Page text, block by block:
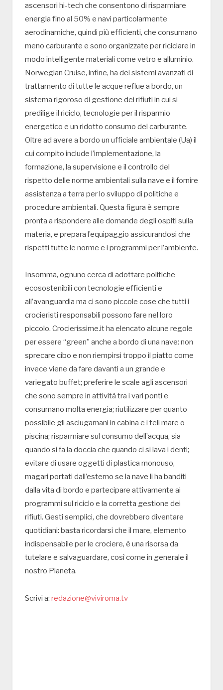
ascensori hi-tech che consentono di risparmiare
energia fino al 50% e navi particolarmente
aerodinamiche, quindi più efficienti, che consumano
meno carburante e sono organizzate per riciclare in
modo intelligente materiali come vetro e alluminio.
Norwegian Cruise, infine, ha dei sistemi avanzati di
trattamento di tutte le acque reflue a bordo, un
sistema rigoroso di gestione dei rifiuti in cui si
predilige il riciclo, tecnologie per il risparmio
energetico e un ridotto consumo del carburante.
Oltre ad avere a bordo un ufficiale ambientale (Ua) il
cui compito include l’implementazione, la
formazione, la supervisione e il controllo del
rispetto delle norme ambientali sulla nave e il fornire
assistenza a terra per lo sviluppo di politiche e
procedure ambientali. Questa figura è sempre
pronta a rispondere alle domande degli ospiti sulla
materia, e prepara l’equipaggio assicurandosi che
rispetti tutte le norme e i programmi per l’ambiente.
Insomma, ognuno cerca di adottare politiche
ecosostenibili con tecnologie efficienti e
all’avanguardia ma ci sono piccole cose che tutti i
crocieristi responsabili possono fare nel loro
piccolo. Crocierissime.it ha elencato alcune regole
per essere “green” anche a bordo di una nave: non
sprecare cibo e non riempirsi troppo il piatto come
invece viene da fare davanti a un grande e
variegato buffet; preferire le scale agli ascensori
che sono sempre in attività tra i vari ponti e
consumano molta energia; riutilizzare per quanto
possibile gli asciugamani in cabina e i teli mare o
piscina; risparmiare sul consumo dell’acqua, sia
quando si fa la doccia che quando ci si lava i denti;
evitare di usare oggetti di plastica monouso,
magari portati dall’esterno se la nave li ha banditi
dalla vita di bordo e partecipare attivamente ai
programmi sul riciclo e la corretta gestione dei
rifiuti. Gesti semplici, che dovrebbero diventare
quotidiani: basta ricordarsi che il mare, elemento
indispensabile per le crociere, è una risorsa da
tutelare e salvaguardare, così come in generale il
nostro Pianeta.
Scrivi a: redazione@viviroma.tv